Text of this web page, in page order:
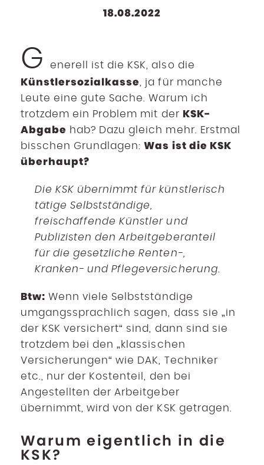
18.08.2022
G enerell ist die KSK, also die
Künstlersozialkasse , ja für manche
Leute eine gute Sache. Warum ich
trotzdem ein Problem mit der KSK-
Abgabe hab? Dazu gleich mehr. Erstmal
bisschen Grundlagen:Was ist die KSK
überhaupt?
Die KSK übernimmt für künstlerisch
tätige Selbstständige,
freischaffende Künstler und
Publizisten den Arbeitgeberanteil
für die gesetzliche Renten-,
Kranken- und Pflegeversicherung.
Btw: Wenn viele Selbstständige
umgangssprachlich sagen, dass sie „in
der KSK versichert“ sind, dann sind sie
trotzdem bei den „klassischen
Versicherungen“ wie DAK, Techniker
etc., nur der Kostenteil, den bei
Angestellten der Arbeitgeber
übernimmt, wird von der KSK getragen.
Warum eigentlich in die
KSK?